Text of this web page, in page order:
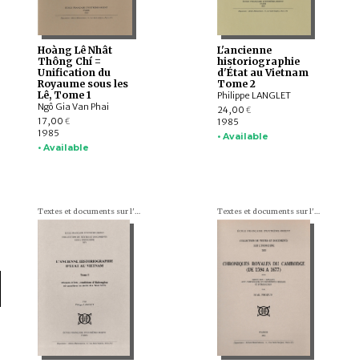
Hoàng Lê Nhât
Thông Chí =
Unification du
Royaume sous les
Lê, Tome 1
Ngô Gia Van Phai
17,00 €
1985
• Available
L'ancienne
historiographie
d'État au Vietnam
Tome 2
Philippe LANGLET
24,00 €
1985
• Available
Textes et documents sur l'Indochine Textes et documents sur l'Indochine